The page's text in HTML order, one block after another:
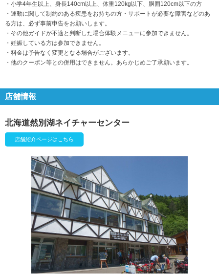
・小学4年生以上、身長140cm以上、体重120kg以下、胴囲120cm以下の方
・運動に関して制約のある疾患をお持ちの方・サポートが必要な障害などのあ
る方は、必ず事前申告をお願いします。
・その他ガイドが不適と判断した場合体験メニューに参加できません。
・妊娠している方は参加できません。
・料金は予告なく変更となる場合がございます。
・他のクーポン等との併用はできません。あらかじめご了承願います。
店舗情報
北海道然別湖ネイチャーセンター
店舗紹介ページはこちら